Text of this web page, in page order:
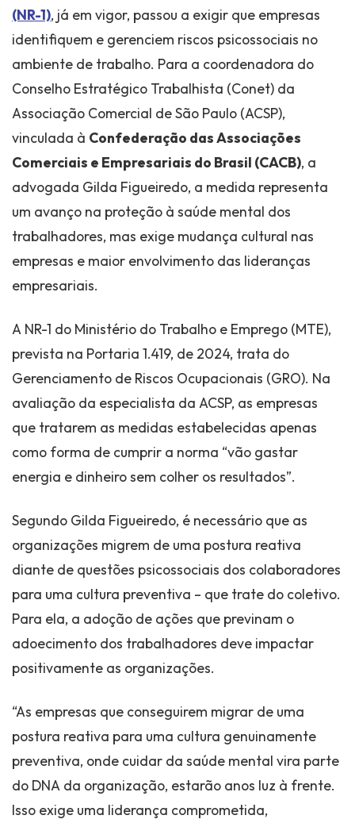
(NR-1), já em vigor, passou a exigir que empresas
identifiquem e gerenciem riscos psicossociais no
ambiente de trabalho. Para a coordenadora do
Conselho Estratégico Trabalhista (Conet) da
Associação Comercial de São Paulo (ACSP),
vinculada à Confederação das Associações
Comerciais e Empresariais do Brasil (CACB), a
advogada Gilda Figueiredo, a medida representa
um avanço na proteção à saúde mental dos
trabalhadores, mas exige mudança cultural nas
empresas e maior envolvimento das lideranças
empresariais.
A NR-1 do Ministério do Trabalho e Emprego (MTE),
prevista na Portaria 1.419, de 2024, trata do
Gerenciamento de Riscos Ocupacionais (GRO). Na
avaliação da especialista da ACSP, as empresas
que tratarem as medidas estabelecidas apenas
como forma de cumprir a norma “vão gastar
energia e dinheiro sem colher os resultados”.
Segundo Gilda Figueiredo, é necessário que as
organizações migrem de uma postura reativa
diante de questões psicossociais dos colaboradores
para uma cultura preventiva – que trate do coletivo.
Para ela, a adoção de ações que previnam o
adoecimento dos trabalhadores deve impactar
positivamente as organizações.
“As empresas que conseguirem migrar de uma
postura reativa para uma cultura genuinamente
preventiva, onde cuidar da saúde mental vira parte
do DNA da organização, estarão anos luz à frente.
Isso exige uma liderança comprometida,